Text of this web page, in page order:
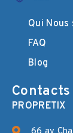
Qui Nous
FAQ
Blog
Contacts
PROPRETIX